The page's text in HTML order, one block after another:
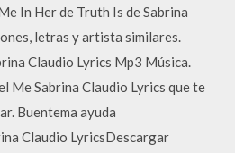
In Her de Truth Is de Sabrina
letras y artista similares.
Claudio Lyrics Mp3 Música.
Me Sabrina Claudio Lyrics que te
Buentema ayuda
Claudio LyricsDescargar